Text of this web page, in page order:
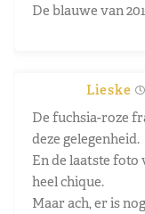
De blauwe van
Lieske
De fuchsia-roze
deze gelegenheid.
En de laatste foto
heel chique.
Maar ach, er is